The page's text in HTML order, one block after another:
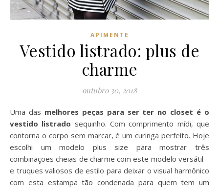
APIMENTE
Vestido listrado: plus de
charme
outubro 30, 2018
Uma das melhores peças para ser ter no closet é o
vestido listrado sequinho. Com comprimento mídi, que
contorna o corpo sem marcar, é um curinga perfeito. Hoje
escolhi um modelo plus size para mostrar três
combinações cheias de charme com este modelo versátil –
e truques valiosos de estilo para deixar o visual harmônico
com esta estampa tão condenada para quem tem um